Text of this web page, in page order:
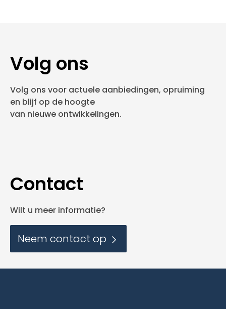
Volg ons
Volg ons voor actuele aanbiedingen, opruiming
en blijf op de hoogte
van nieuwe ontwikkelingen.
Contact
Wilt u meer informatie?
Neem contact op